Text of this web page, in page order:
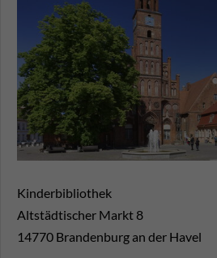
Kinderbibliothek
Altstädtischer Markt 8
14770 Brandenburg an der Havel